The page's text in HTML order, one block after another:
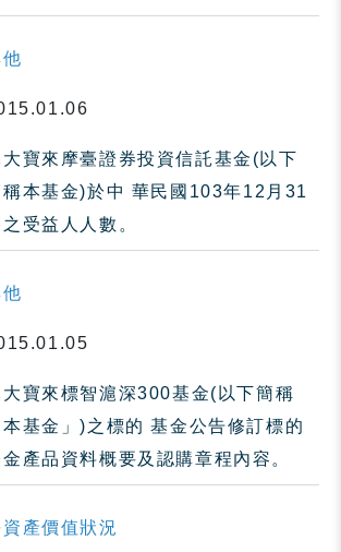
大寶來摩臺證券投資信託基金(以下
稱本基金)於中 華民國103年12月31
之受益人人數。
大寶來標智滬深300基金(以下簡稱
本基金」)之標的 基金公告修訂標的
產品資料概要及認購章程內容。
產價值狀況